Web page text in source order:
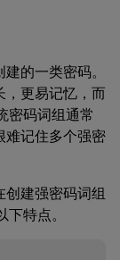
的一类密码。
，更易记忆，而
密码词组通常
难记住多个强密
创建强密码词组
特点。